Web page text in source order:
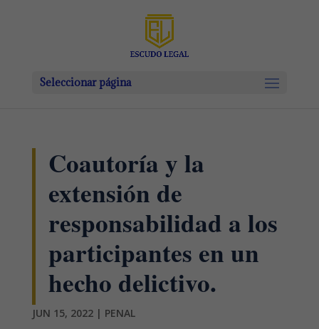
Seleccionar página
Coautoría y la
extensión de
responsabilidad a los
participantes en un
hecho delictivo.
JUN 15, 2022| PENAL